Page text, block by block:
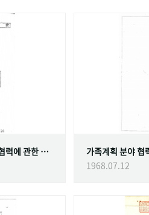
가족계획 분야에 있어서의 기술협력에 관한 대한민국정부와 스웨덴 정부간의 협정
1968.07.12